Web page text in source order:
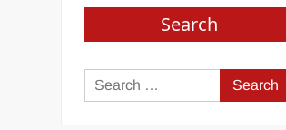
Search
Search
for: